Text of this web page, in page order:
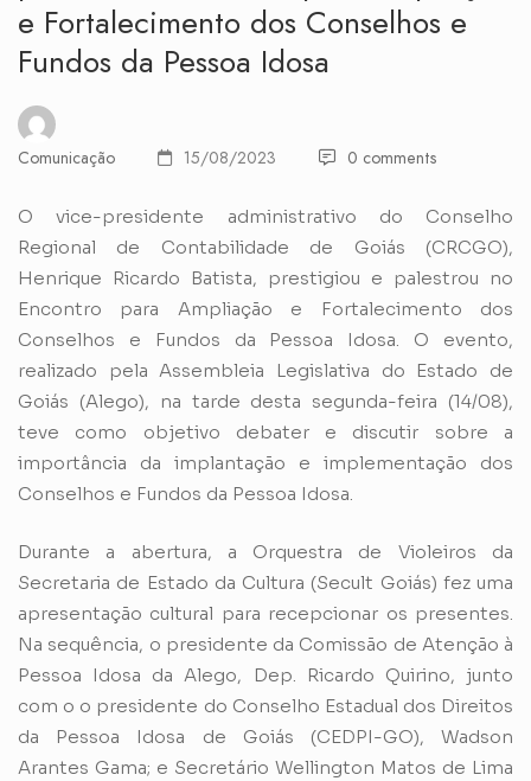
e Fortalecimento dos Conselhos e
Fundos da Pessoa Idosa
Comunicação 15/08/2023 0 comments
O vice-presidente administrativo do Conselho
Regional de Contabilidade de Goiás (CRCGO),
Henrique Ricardo Batista, prestigiou e palestrou no
Encontro para Ampliação e Fortalecimento dos
Conselhos e Fundos da Pessoa Idosa. O evento,
realizado pela Assembleia Legislativa do Estado de
Goiás (Alego), na tarde desta segunda-feira (14/08),
teve como objetivo debater e discutir sobre a
importância da implantação e implementação dos
Conselhos e Fundos da Pessoa Idosa.
Durante a abertura, a Orquestra de Violeiros da
Secretaria de Estado da Cultura (Secult Goiás) fez uma
apresentação cultural para recepcionar os presentes.
Na sequência, o presidente da Comissão de Atenção à
Pessoa Idosa da Alego, Dep. Ricardo Quirino, junto
com o o presidente do Conselho Estadual dos Direitos
da Pessoa Idosa de Goiás (CEDPI-GO), Wadson
Arantes Gama; e Secretário Wellington Matos de Lima